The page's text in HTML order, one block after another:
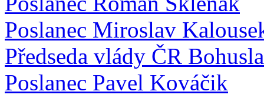
Poslanec Miroslav
Předseda vlády ČR
Poslanec Pavel Kováčik